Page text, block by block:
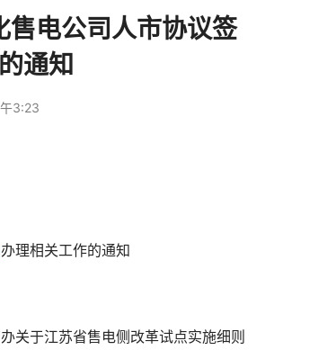
售电公司人市协议签
通知
3:23
办理相关工作的通知
关于江苏省售电侧改革试点实施细则